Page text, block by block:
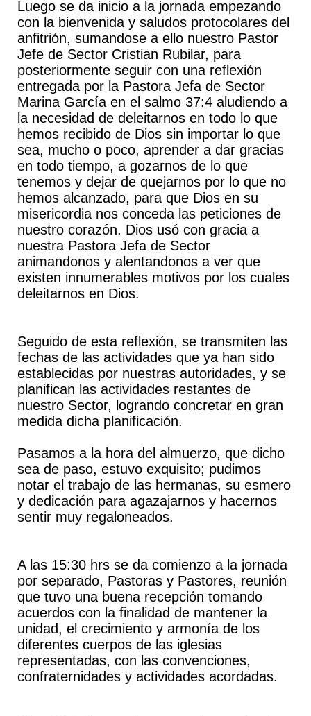
Luego se da inicio a la jornada empezando
con la bienvenida y saludos protocolares del
anfitrión, sumandose a ello nuestro Pastor
Jefe de Sector Cristian Rubilar, para
posteriormente seguir con una reflexión
entregada por la Pastora Jefa de Sector
Marina García en el salmo 37:4 aludiendo a
la necesidad de deleitarnos en todo lo que
hemos recibido de Dios sin importar lo que
sea, mucho o poco, aprender a dar gracias
en todo tiempo, a gozarnos de lo que
tenemos y dejar de quejarnos por lo que no
hemos alcanzado, para que Dios en su
misericordia nos conceda las peticiones de
nuestro corazón. Dios usó con gracia a
nuestra Pastora Jefa de Sector
animandonos y alentandonos a ver que
existen innumerables motivos por los cuales
deleitarnos en Dios.
Seguido de esta reflexión, se transmiten las
fechas de las actividades que ya han sido
establecidas por nuestras autoridades, y se
planifican las actividades restantes de
nuestro Sector, logrando concretar en gran
medida dicha planificación.
Pasamos a la hora del almuerzo, que dicho
sea de paso, estuvo exquisito; pudimos
notar el trabajo de las hermanas, su esmero
y dedicación para agazajarnos y hacernos
sentir muy regaloneados.
A las 15:30 hrs se da comienzo a la jornada
por separado, Pastoras y Pastores, reunión
que tuvo una buena recepción tomando
acuerdos con la finalidad de mantener la
unidad, el crecimiento y armonía de los
diferentes cuerpos de las iglesias
representadas, con las convenciones,
confraternidades y actividades acordadas.